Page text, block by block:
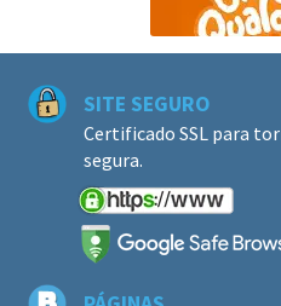
SITE SEGURO
Certificado SSL para
segura.